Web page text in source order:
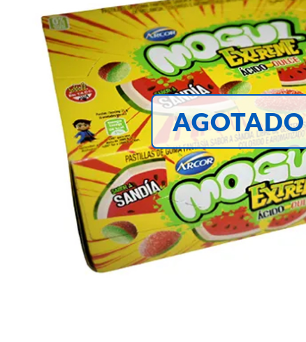
AGOTADO